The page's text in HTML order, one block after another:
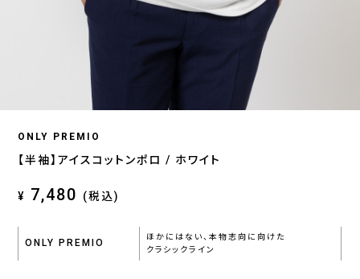
ONLY PREMIO
【半袖】アイスコットンポロ / ホワイト
¥ 7,480 (税込)
ONLY PREMIO
ほかにはない、本物志向に向けた
クラシックライン